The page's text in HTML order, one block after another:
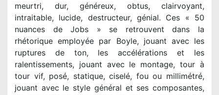
meurtri, dur, généreux, obtus, clairvoyant,
intraitable, lucide, destructeur, génial. Ces « 50
nuances de Jobs » se retrouvent dans la
rhétorique employée par Boyle, jouant avec les
ruptures de ton, les accélérations et les
ralentissements, jouant avec le montage, tour à
tour vif, posé, statique, ciselé, fou ou millimétré,
jouant avec le style général et ses composantes,